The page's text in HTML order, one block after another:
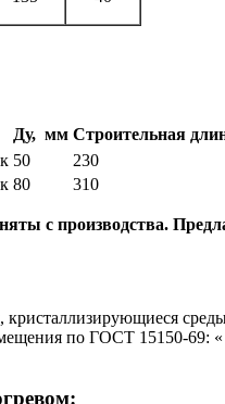
Ду, мм Строительная
50 230
80 310
с производства.
кристаллизирующиеся
по ГОСТ 15150-69: